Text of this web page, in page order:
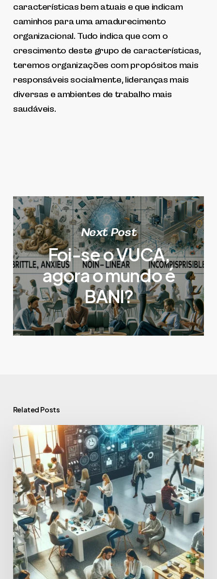
características bem atuais e que indicam
caminhos para uma amadurecimento
organizacional. Tudo indica que com o
crescimento deste grupo de características,
teremos organizações com propósitos mais
responsáveis socialmente, lideranças mais
diversas e ambientes de trabalho mais
saudáveis.
Next Post
Foi-se o VUCA,
agora o mundo é
BANI?
Related Posts